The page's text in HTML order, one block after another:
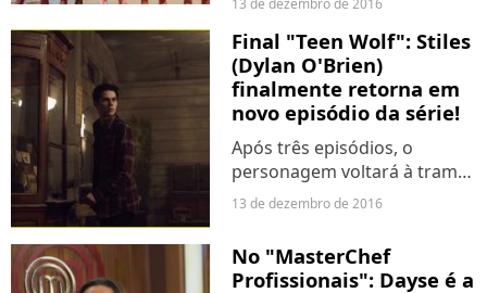
13 de dezembro de 2016
Final "Teen Wolf": Stiles
(Dylan O'Brien)
finalmente retorna em
novo episódio da série!
Após três episódios, o
personagem voltará à trama,
mas já em ritmo de tensão.
13 de dezembro de 2016
No "MasterChef
Profissionais": Dayse é a